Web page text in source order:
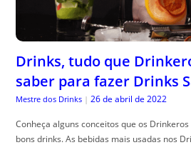
Drinks, tudo que
saber para fazer Drinks
Mestre dos Drinks | 26 de abril de 2022
Conheça alguns conceitos que os
bons drinks. As bebidas mais usadas nos